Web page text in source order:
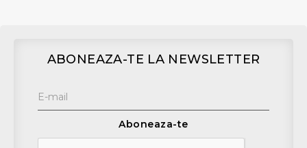
ABONEAZA-TE LA NEWSLETTER
Aboneaza-te